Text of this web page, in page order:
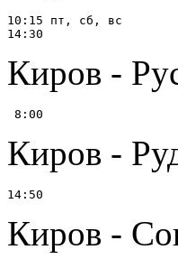
10:15 пт, сб, вс
Киров -
Киров -
Киров -